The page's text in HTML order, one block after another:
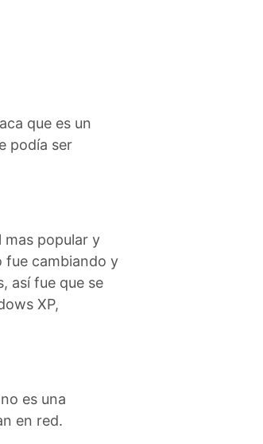
que es un
podía ser
mas popular y
fue cambiando y
así fue que se
XP,
es una
en red.